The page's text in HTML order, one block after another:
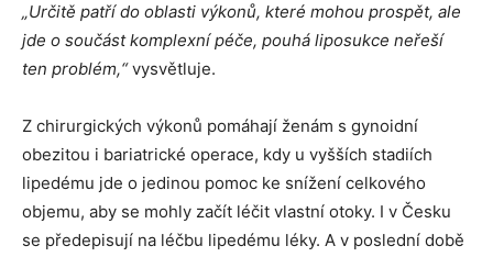
„Určitě patří do oblasti výkonů, které mohou prospět, ale
jde o součást komplexní péče, pouhá liposukce neřeší
ten problém,“vysvětluje.
Z chirurgických výkonů pomáhají ženám s gynoidní
obezitou i bariatrické operace, kdy u vyšších stadiích
lipedému jde o jedinou pomoc ke snížení celkového
objemu, aby se mohly začít léčit vlastní otoky. I v Česku
se předepisují na léčbu lipedému léky. A v poslední době